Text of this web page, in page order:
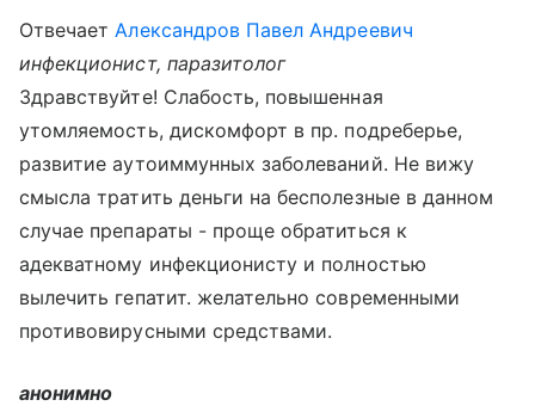
ОтвечаетАлександров Павел Андреевич
инфекционист, паразитолог
Здравствуйте! Слабость, повышенная
утомляемость, дискомфорт в пр. подреберье,
развитие аутоиммунных заболеваний. Не вижу
смысла тратить деньги на бесполезные в данном
случае препараты - проще обратиться к
адекватному инфекционисту и полностью
вылечить гепатит. желательно современными
противовирусными средствами.
анонимно